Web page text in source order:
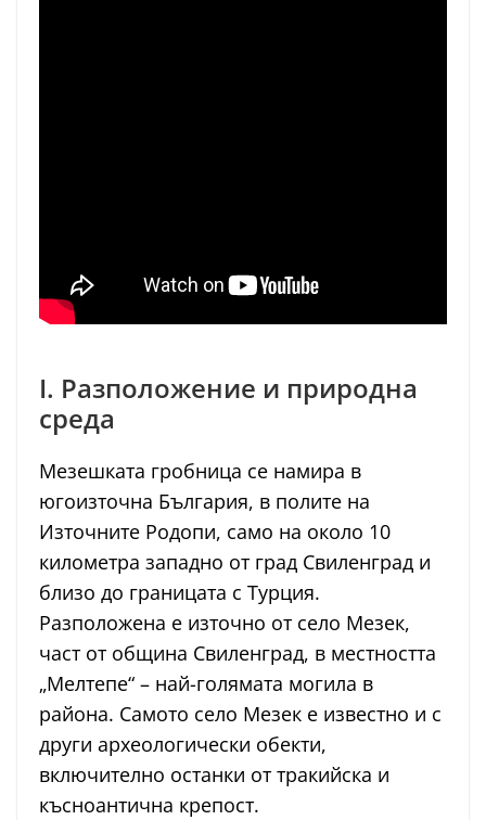
I. Разположение и природна
среда
Мезешката гробница се намира в
югоизточна България, в полите на
Източните Родопи, само на около 10
километра западно от град Свиленград и
близо до границата с Турция.
Разположена е източно от село Мезек,
част от община Свиленград, в местността
„Мелтепе“ – най-голямата могила в
района. Самото село Мезек е известно и с
други археологически обекти,
включително останки от тракийска и
късноантична крепост.